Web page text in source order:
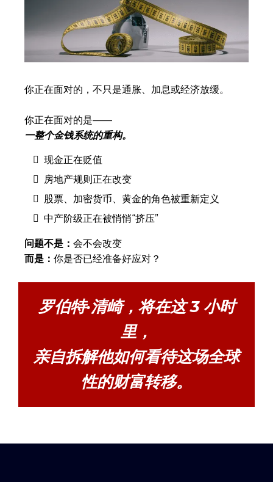
你正在面对的，不只是通胀、加息或经济放缓。
你正在面对的是——
一整个金钱系统的重构。
现金正在贬值
房地产规则正在改变
股票、加密货币、黄金的角色被重新定义
中产阶级正在被悄悄“挤压”
问题不是： 会不会改变
而是： 你是否已经准备好应对？
罗伯特·清崎，将在这 3 小时
里，
亲自拆解他如何看待这场全球
性的财富转移。